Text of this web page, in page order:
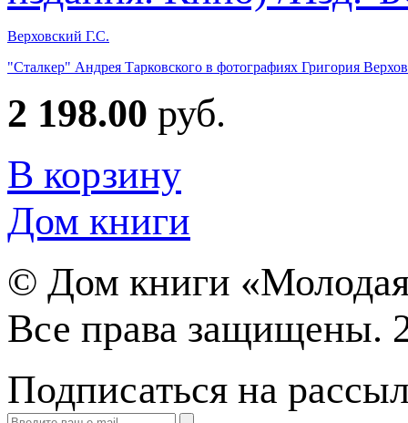
Верховский Г.С.
"Сталкер" Андрея Тарковского в фотографиях Григория
2 198.00 руб.
В корзину
Дом книги
© Дом книги
Все права защищены.
Подписаться на